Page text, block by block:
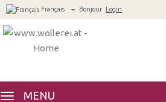
Français Bonjour Login
MENU